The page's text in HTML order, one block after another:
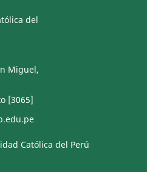
del
Miguel,
[3065]
Católica del Perú